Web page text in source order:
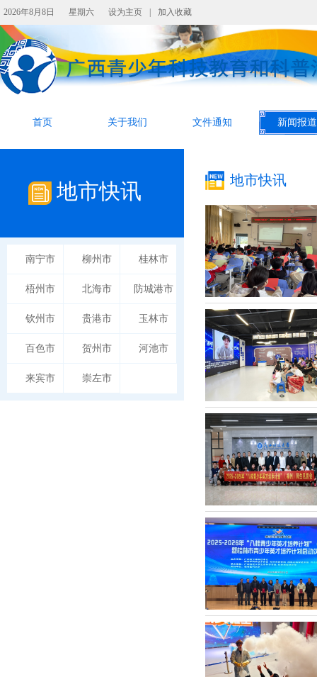
2026年8月8日 星期六 设为主页 加入收藏
首页 关于我们 文件通知 新闻报道
地市快讯
南宁市 柳州市 桂林市
梧州市 北海市 防城港市
钦州市 贵港市 玉林市
百色市 贺州市 河池市
来宾市 崇左市
地市快讯